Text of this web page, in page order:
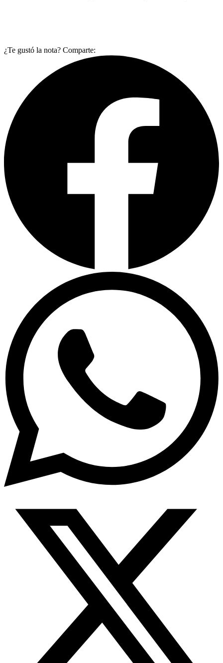
¿Te gustó la nota? Comparte: